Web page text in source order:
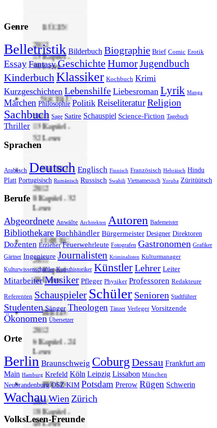
RÜGEN
2012
13 Kapitel -
50 Leser
WACHAU
2011
13 Kapitel -
52 Leser
WACHAU
2012
8 Kapitel - 32
Leser
COBURG
2011
12 Kapitel -
48 Leser
BERLIN
2012
6 Kapitel - 24
Leser
BERLIN
2011
10 Kapitel -
40 Leser
Genre
Belletristik Bilderbuch Biographie Brief Comic Erotik
Essay Fantasy Geschichte HumorJugendbuch
Kinderbuch Klassiker Kochbuch Krimi
Kurzgeschichten Lebenshilfe Liebesroman Lyrik Manga
Märchen Philosophie Politik ReiseliteraturReligion
Sachbuch Sage Satire Schauspiel Science-Fiction Tagebuch
Thriller
Sprachen
Arabisch Deutsch Englisch Finnisch Französisch Hebräisch Hindu
Platt Portugisisch Rumänisch Russisch Swahili Vietnamesisch Yoruba Züritüütsch
Berufe
Abgeordnete Anwälte Architekten Autoren Bademeister
Bibliothekare Buchhändler Bürgermeister Designer Direktoren
Dozenten Erzieher Feuerwehrleute Fotografen Gastronomen Grafiker
Gärtner Ingenieure Journalisten Kriminalisten Kulturmanager
Kulturwissenschaftler Kunsthistoriker KünstlerLehrer Leiter
Mitarbeiter Musiker Pfleger Physiker Professoren Redakteure
Referenten Schauspieler Schüler Senioren Stadtführer
Studenten Sänger Theologen Tänzer Verleger Vorsitzende
Ökonomen Übersetzer
Orte
Berlin Braunschweig Coburg Dessau Frankfurt am
Main Hamburg Krefeld Köln Leipzig Lissabon München
Neubrandenburg OSZ KIM Potsdam Prerow Rügen Schwerin
WachauWien Zürich
VolksLesen-Freunde